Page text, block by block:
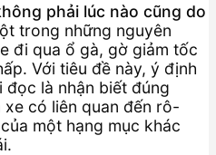
phải lúc nào cũng do
trong những nguyên
đi qua ổ gà, gờ giảm tốc
Với tiêu đề này, ý định
đọc là nhận biết đúng
có liên quan đến rô-
một hạng mục khác